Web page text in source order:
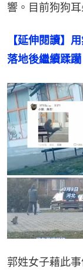
響。目前狗狗
【延伸閱讀】
落地後繼續蹂
郭姓女子藉此